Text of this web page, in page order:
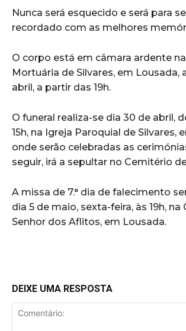
Nunca será esquecido e será para
recordado com as melhores
O corpo está em câmara ardente
Mortuária de Silvares, em Lousada,
abril, a partir das 19h.
O funeral realiza-se dia 30 de abril,
15h, na Igreja Paroquial de Silvares,
onde serão celebradas as
seguir, irá a sepultar no Cemitério
A missa de 7.° dia de falecimento
dia 5 de maio, sexta-feira, às 19h, na
Senhor dos Aflitos, em Lousada.
DEIXE UMA RESPOSTA